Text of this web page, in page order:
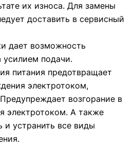
их износа. Для замены
доставить в сервисный
дает возможность
усилием подачи.
питания предотвращает
электротоком,
возгорание в
электротоком. А также
и устранить все виды